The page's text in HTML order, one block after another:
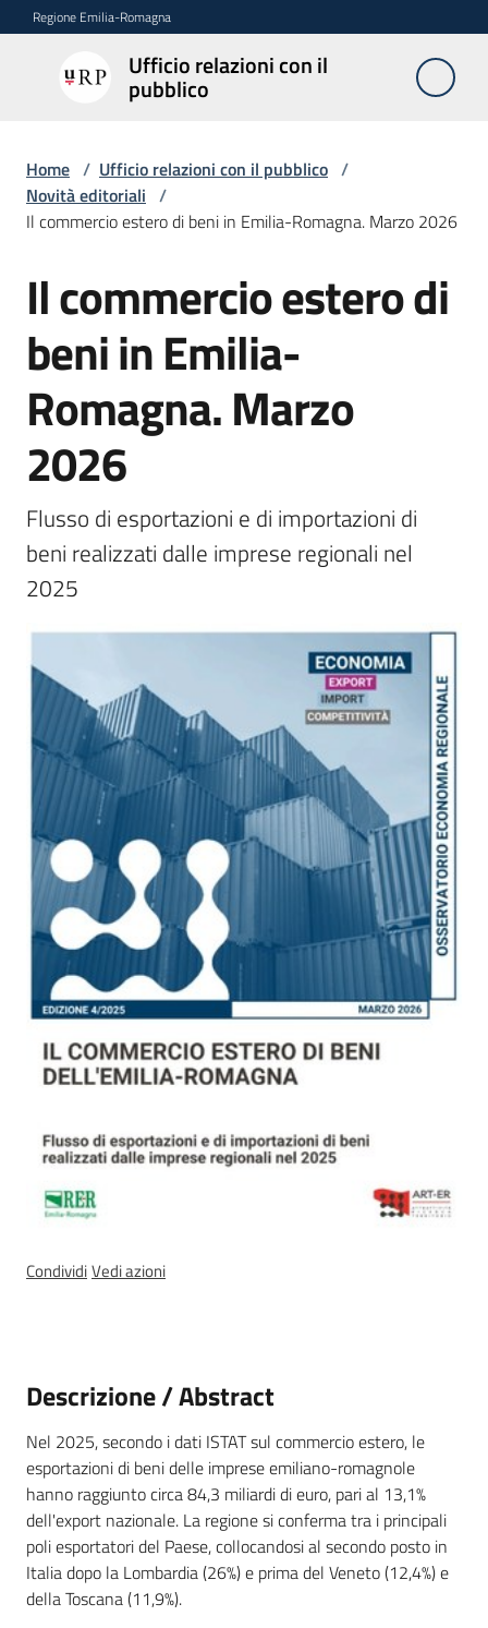
Vai al contenuto
Vai alla navigazione
Vai al footer
Regione Emilia-Romagna
Ufficio relazioni con il
pubblico
Ufficio
relazioni
pubblico
Servizi
dell'Urp
Accesso
e
trasparenza
Domande
n
r
n
Romagna
Regione
Novità
Servizi
Home / Ufficio relazioni con il pubblico /
Novità editoriali /
Il commercio estero di beni in Emilia-Romagna. Marzo 2026
Salta al contenuto
Il commercio estero di
beni in Emilia-
Romagna. Marzo
2026
Flusso di esportazioni e di importazioni di
beni realizzati dalle imprese regionali nel
2025
CondividiVedi azioni
Descrizione / Abstract
Nel 2025, secondo i dati ISTAT sul commercio estero, le
esportazioni di beni delle imprese emiliano-romagnole
hanno raggiunto circa 84,3 miliardi di euro, pari al 13,1%
dell'export nazionale. La regione si conferma tra i principali
poli esportatori del Paese, collocandosi al secondo posto in
Italia dopo la Lombardia (26%) e prima del Veneto (12,4%) e
della Toscana (11,9%).